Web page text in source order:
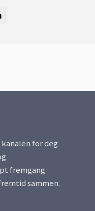
for deg
fremgang
sammen.